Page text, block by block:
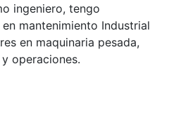
ingeniero, tengo
mantenimiento Industrial
en maquinaria pesada,
operaciones.